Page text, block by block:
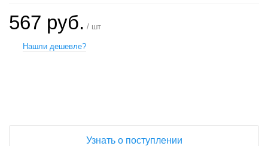
567 руб. / шт
Нашли дешевле?
Узнать о поступлении